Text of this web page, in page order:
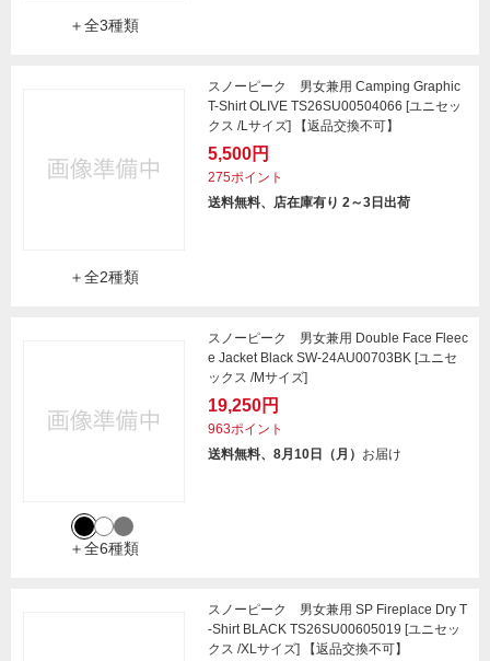
＋全3種類
＋全2種類
スノーピーク 男女兼用 Camping Graphic
T-Shirt OLIVE TS26SU00504066 [ユニセッ
クス /Lサイズ] 【返品交換不可】
5,500円
275ポイント
送料無料、店在庫有り 2～3日出荷
＋全6種類
スノーピーク 男女兼用 Double Face Fleec
e Jacket Black SW-24AU00703BK [ユニセ
ックス /Mサイズ]
19,250円
963ポイント
送料無料、8月10日（月） お届け
スノーピーク 男女兼用 SP Fireplace Dry T
-Shirt BLACK TS26SU00605019 [ユニセッ
クス /XLサイズ] 【返品交換不可】